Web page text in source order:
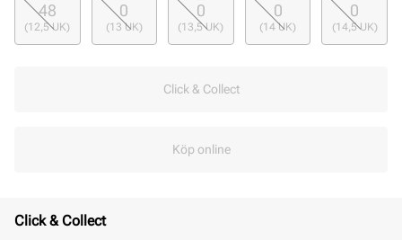
48
(12,5 UK)
0
(13 UK)
0
(13,5 UK)
0
(14 UK)
0
(14,5 UK)
Click & Collect
Köp online
Click & Collect